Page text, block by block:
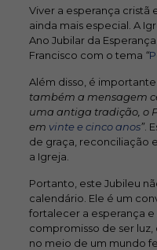
Viver a esperança cristã
ainda mais especial. A
Ano Jubilar da
Francisco com o tema “
Além disso, é
também a mensagem
uma antiga tradição, o
em vinte e cinco anos”.
de graça, reconciliação
a Igreja.
Portanto, este Jubileu
calendário. Ele é um
fortalecer a esperança
compromisso de ser
no meio de um mundo